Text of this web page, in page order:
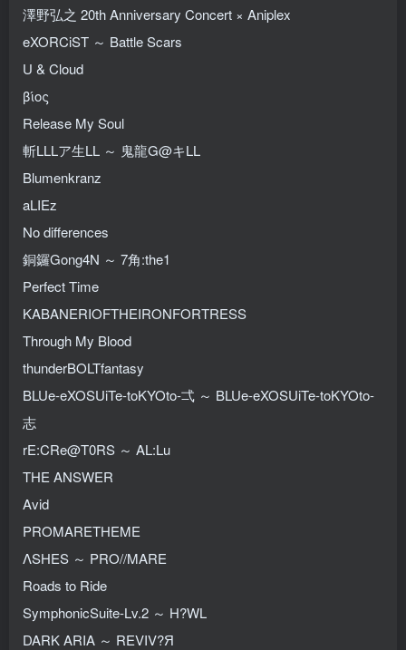
澤野弘之 20th Anniversary Concert × Aniplex
eXORCiST ～ Battle Scars
U & Cloud
βίος
Release My Soul
斬LLLア生LL ～ 鬼龍G@キLL
Blumenkranz
aLIEz
No differences
銅鑼Gong4N ～ 7角:the1
Perfect Time
KABANERIOFTHEIRONFORTRESS
Through My Blood
thunderBOLTfantasy
BLUe-eXOSUiTe-toKYOto-弌 ～ BLUe-eXOSUiTe-toKYOto-
志
rE:CRe@T0RS ～ AL:Lu
THE ANSWER
Avid
PROMARETHEME
ΛSHES ～ PRO//MARE
Roads to Ride
SymphonicSuite-Lv.2 ～ H?WL
DARK ARIA ～ REVIV?Я